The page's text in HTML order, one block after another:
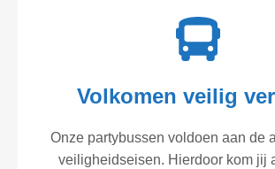
Volkomen veilig
Onze partybussen voldoen aan de
veiligheidseisen. Hierdoor kom jij